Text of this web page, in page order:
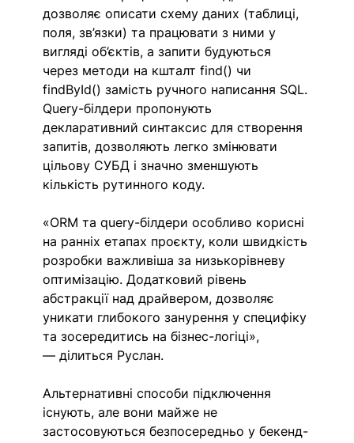
дозволяє описати схему даних (таблиці,
поля, зв’язки) та працювати з ними у
вигляді об’єктів, а запити будуються
через методи на кшталт find() чи
findById() замість ручного написання SQL.
Query-білдери пропонують
декларативний синтаксис для створення
запитів, дозволяють легко змінювати
цільову СУБД і значно зменшують
кількість рутинного коду.
«ORM та query-білдери особливо корисні
на ранніх етапах проєкту, коли швидкість
розробки важливіша за низькорівневу
оптимізацію. Додатковий рівень
абстракції над драйвером, дозволяє
уникати глибокого занурення у специфіку
та зосередитись на бізнес-логіці»,
— ділиться Руслан.
Альтернативні способи підключення
існують, але вони майже не
застосовуються безпосередньо у бекенд-